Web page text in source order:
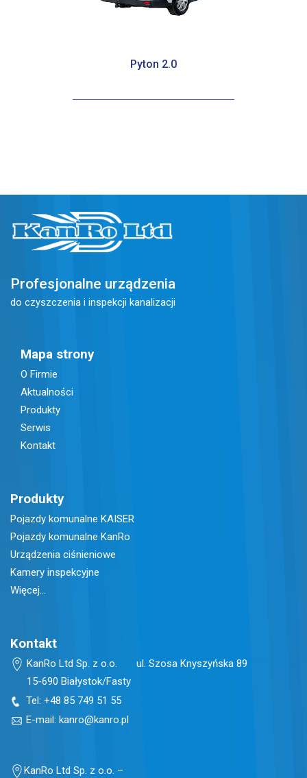
Pyton 2.0
Profesjonalne urządzenia
do czyszczenia i inspekcji kanalizacji
Mapa strony
O Firmie
Aktualności
Produkty
Serwis
Kontakt
Produkty
Pojazdy komunalne KAISER
Pojazdy komunalne KanRo
Urządzenia ciśnieniowe
Kamery inspekcyjne
Więcej…
Kontakt
KanRo Ltd Sp. z o.o. ul. Szosa Knyszyńska 89
15-690 Białystok/Fasty
Tel: +48 85 749 51 55
E-mail: kanro@kanro.pl
KanRo Ltd Sp. z o.o. –